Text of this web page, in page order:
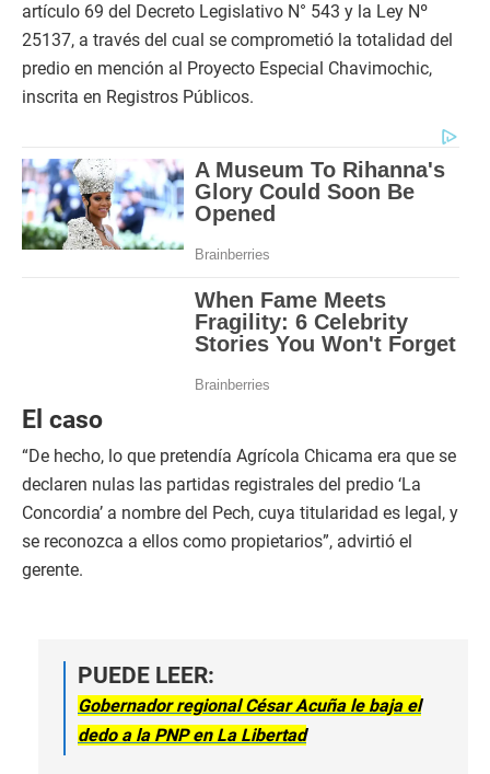
artículo 69 del Decreto Legislativo N° 543 y la Ley Nº
25137, a través del cual se comprometió la totalidad del
predio en mención al Proyecto Especial Chavimochic,
inscrita en Registros Públicos.
El caso
“De hecho, lo que pretendía Agrícola Chicama era que se
declaren nulas las partidas registrales del predio ‘La
Concordia’ a nombre del Pech, cuya titularidad es legal, y
se reconozca a ellos como propietarios”, advirtió el
gerente.
PUEDE LEER:
Gobernador regional César Acuña le baja el
dedo a la PNP en La Libertad